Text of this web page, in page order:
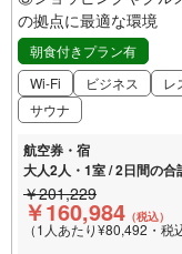
の拠点に最適な環境
朝食付きプラン有
Wi-Fi
ビジネス レ
サウナ
航空券・宿
大人2人・1室 / 2日間の合
￥201,229
￥160,984 （税込）
（1人あたり¥80,492・税